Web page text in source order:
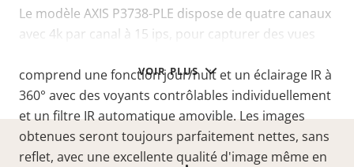
VOIR PLUS
Le modèle AXIS P3738-PLE dispose de quatre canaux
avec 4k par canal à 15 ips, pour capturer des vues
comprend une fonction jour/nuit et un éclairage IR à
360° avec des voyants contrôlables individuellement
et un filtre IR automatique amovible. Les images
obtenues seront toujours parfaitement nettes, sans
reflet, avec une excellente qualité d'image même en